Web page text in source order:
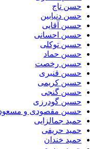
حسن تاج
حسن دنیابین
حسین آقایی
حسین احسانی
حسین توکلی
حسین حماد
حسین رخصت
حسین قنبری
حسین کریمی
حسین گنجی
حسین گودرزی
حسین مقصودی و مسعود اتمام
حمید جمالزایی
حمید حریفی
حمید خندان